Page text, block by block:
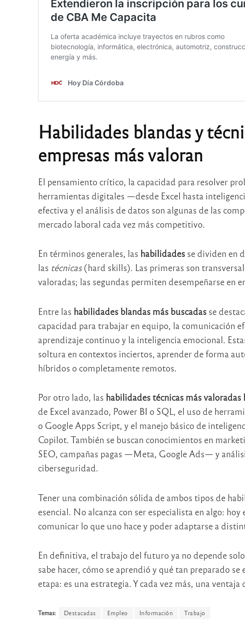
Habilidades blandas y
empresas más valoran
El pensamiento crítico, la capacidad para resolver
herramientas digitales —desde Excel hasta
efectiva y el análisis de datos son algunas de las
mercado laboral cada vez más competitivo.
En términos generales, las habilidades se dividen en
las técnicas(hard skills). Las primeras son
valoradas; las segundas permiten desempeñarse en
Entre las habilidades blandas más buscadasse
capacidad para trabajar en equipo, la comunicación
aprendizaje continuo y la inteligencia emocional.
soltura en contextos inciertos, aprender de forma
híbridos o completamente remotos.
Por otro lado, las habilidades técnicas más valoradas
de Excel avanzado, Power BI o SQL, el uso de
o Google Apps Script, y el manejo básico de
Copilot. También se buscan conocimientos en
SEO, campañas pagas —Meta, Google Ads— y
ciberseguridad.
Tener una combinación sólida de ambos tipos de
esencial. No alcanza con ser especialista en algo: hoy
comunicar lo que uno hace y poder adaptarse a
En definitiva, el trabajo del futuro ya no depende
sabe hacer, cómo se aprendió y qué tan preparado
etapa: es una estrategia. Y cada vez más, una
Temas: Destacadas Empleo Información Trabajo